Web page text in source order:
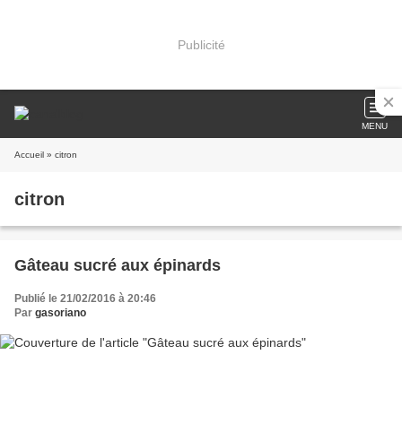
Publicité
MENU
Accueil » citron
citron
Gâteau sucré aux épinards
Publié le 21/02/2016 à 20:46
Par gasoriano